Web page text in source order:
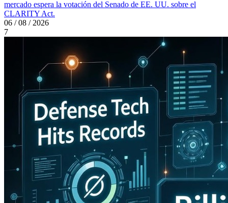
mercado espera la votación del Senado de EE. UU. sobre el
CLARITY Act.
06 / 08 / 2026
7